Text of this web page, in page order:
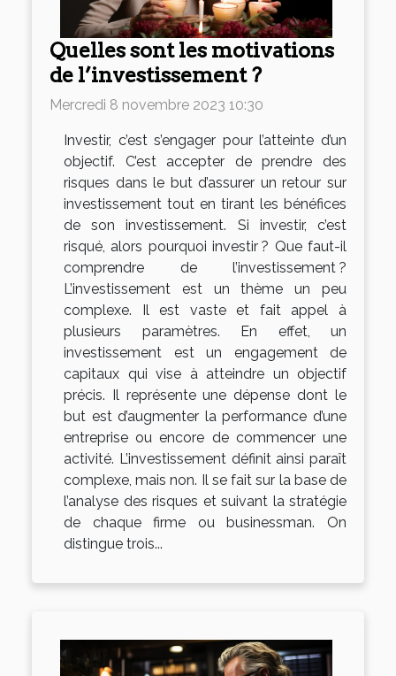
Quelles sont les motivations
de l’investissement ?
Mercredi 8 novembre 2023 10:30
Investir, c’est s’engager pour l’atteinte d’un
objectif. C’est accepter de prendre des
risques dans le but d’assurer un retour sur
investissement tout en tirant les bénéfices
de son investissement. Si investir, c’est
risqué, alors pourquoi investir ? Que faut-il
comprendre de l’investissement ?
L’investissement est un thème un peu
complexe. Il est vaste et fait appel à
plusieurs paramètres. En effet, un
investissement est un engagement de
capitaux qui vise à atteindre un objectif
précis. Il représente une dépense dont le
but est d’augmenter la performance d’une
entreprise ou encore de commencer une
activité. L’investissement définit ainsi paraît
complexe, mais non. Il se fait sur la base de
l’analyse des risques et suivant la stratégie
de chaque firme ou businessman. On
distingue trois...